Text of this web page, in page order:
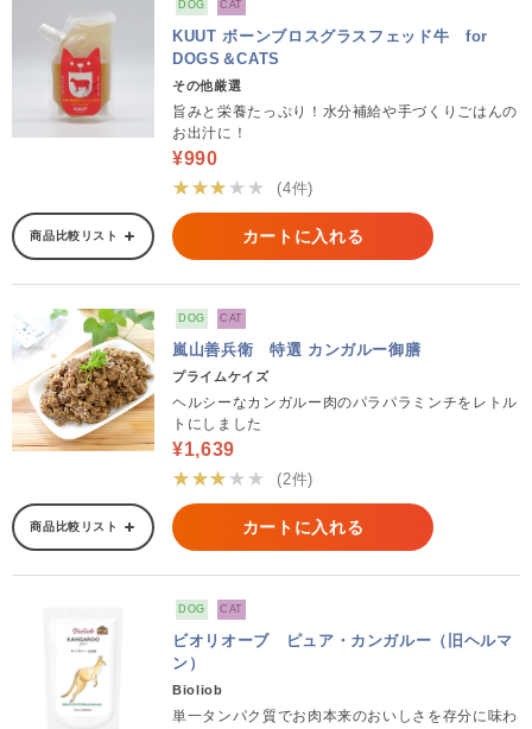
DOG CAT
KUUT ボーンブロスグラスフェッド牛 for
DOGS＆CATS
その他厳選
旨みと栄養たっぷり！水分補給や手づくりごはんの
お出汁に！
¥990
★★★★★
(4件)
商品比較リスト カートに入れる
DOG CAT
嵐山善兵衛 特選 カンガルー御膳
プライムケイズ
ヘルシーなカンガルー肉のパラパラミンチをレトル
トにしました
¥1,639
★★★★★
(2件)
商品比較リスト カートに入れる
DOG CAT
ビオリオーブ ピュア・カンガルー（旧ヘルマ
ン）
Bioliob
単一タンパク質でお肉本来のおいしさを存分に味わ